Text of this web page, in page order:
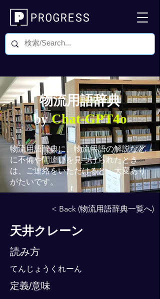
物流用語辞典
byChat-GPT4o
物流用語辞典に、物流用語の解説など
に不備や間違いを見つけられたとき
は、ご連絡をいただけると、大変あり
がたいです。
< Back (物流用語辞典一覧へ)
天井クレーン
読み方
てんじょうくれーん
定義/意味